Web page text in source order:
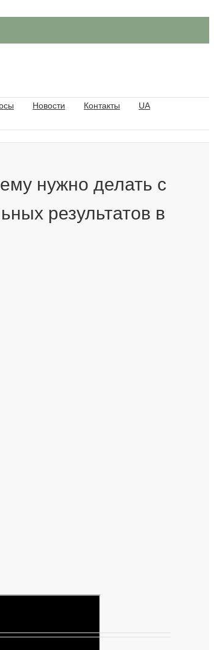
Новости Контакты UA
нужно делать с
результатов в